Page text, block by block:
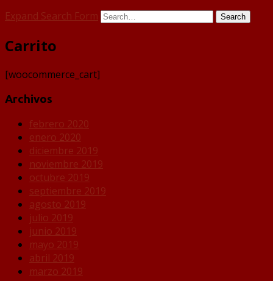
Expand Search Form
Search
Carrito
[woocommerce_cart]
Archivos
febrero 2020
enero 2020
diciembre 2019
noviembre 2019
octubre 2019
septiembre 2019
agosto 2019
julio 2019
junio 2019
mayo 2019
abril 2019
marzo 2019